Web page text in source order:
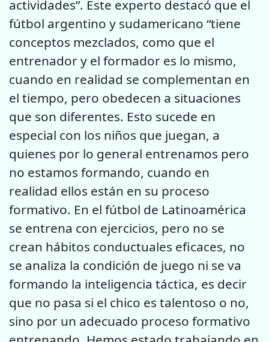
actividades”. Este experto destacó que el
fútbol argentino y sudamericano “tiene
conceptos mezclados, como que el
entrenador y el formador es lo mismo,
cuando en realidad se complementan en
el tiempo, pero obedecen a situaciones
que son diferentes. Esto sucede en
especial con los niños que juegan, a
quienes por lo general entrenamos pero
no estamos formando, cuando en
realidad ellos están en su proceso
formativo. En el fútbol de Latinoamérica
se entrena con ejercicios, pero no se
crean hábitos conductuales eficaces, no
se analiza la condición de juego ni se va
formando la inteligencia táctica, es decir
que no pasa si el chico es talentoso o no,
sino por un adecuado proceso formativo